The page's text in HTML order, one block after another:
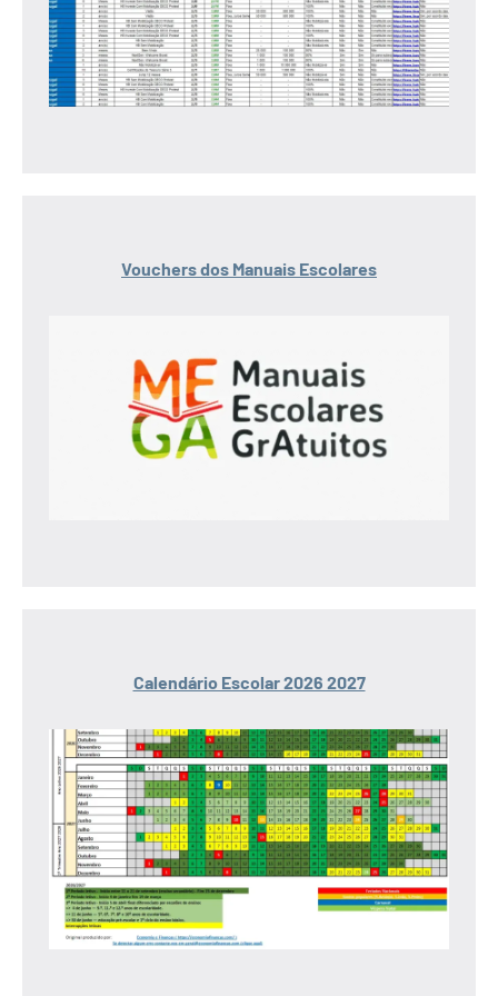
Vouchers dos Manuais Escolares
Calendário Escolar 2026 2027